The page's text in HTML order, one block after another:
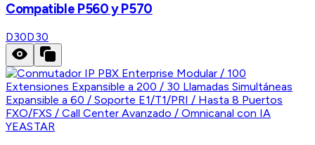
Compatible P560 y P570
D30D30
YEASTAR